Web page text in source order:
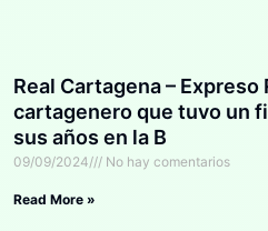
Real Cartagena –
cartagenero que tuvo un
sus años en la B
09/09/2024 No hay comentarios
Read More »